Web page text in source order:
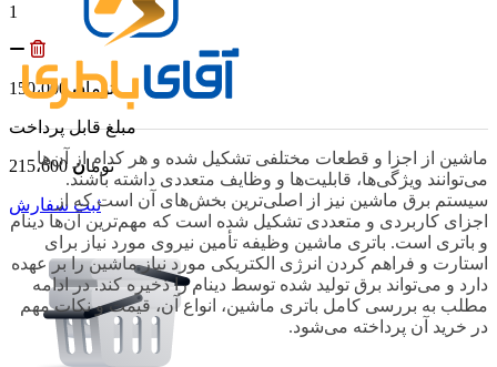
1
150،000 تومان
مبلغ قابل پرداخت
215،600 تومان
ثبت سفارش
ماشین از اجزا و قطعات مختلفی تشکیل شده و هر کدام از آن‌ها
می‌توانند ویژگی‌ها، قابلیت‌ها و وظایف متعددی داشته باشند.
سیستم برق ماشین نیز از اصلی‌ترین بخش‌های آن است که از
اجزای کاربردی و متعددی تشکیل شده است که مهم‌ترین آن‌ها دینام
و باتری است. باتری ماشین وظیفه تأمین نیروی مورد نیاز برای
استارت و فراهم کردن انرژی الکتریکی مورد نیاز ماشین را بر عهده
دارد و می‌تواند برق تولید شده توسط دینام را ذخیره کند. در ادامه
مطلب به بررسی کامل باتری ماشین، انواع آن، قیمت و نکات مهم
در خرید آن پرداخته می‌شود.